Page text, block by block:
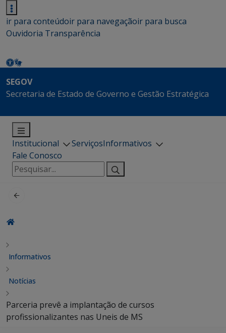
ir para conteúdoir para navegaçãoir para busca
Ouvidoria Transparência
SEGOV
Secretaria de Estado de Governo e Gestão Estratégica
Institucional ServiçosInformativos
Fale Conosco
Pesquisar
por:
Informativos
Notícias
Parceria prevê a implantação de cursos
profissionalizantes nas Uneis de MS